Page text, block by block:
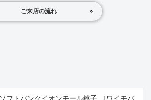
ご来店の流れ
ソフトバンクイオンモール銚子 ［ワイモバ